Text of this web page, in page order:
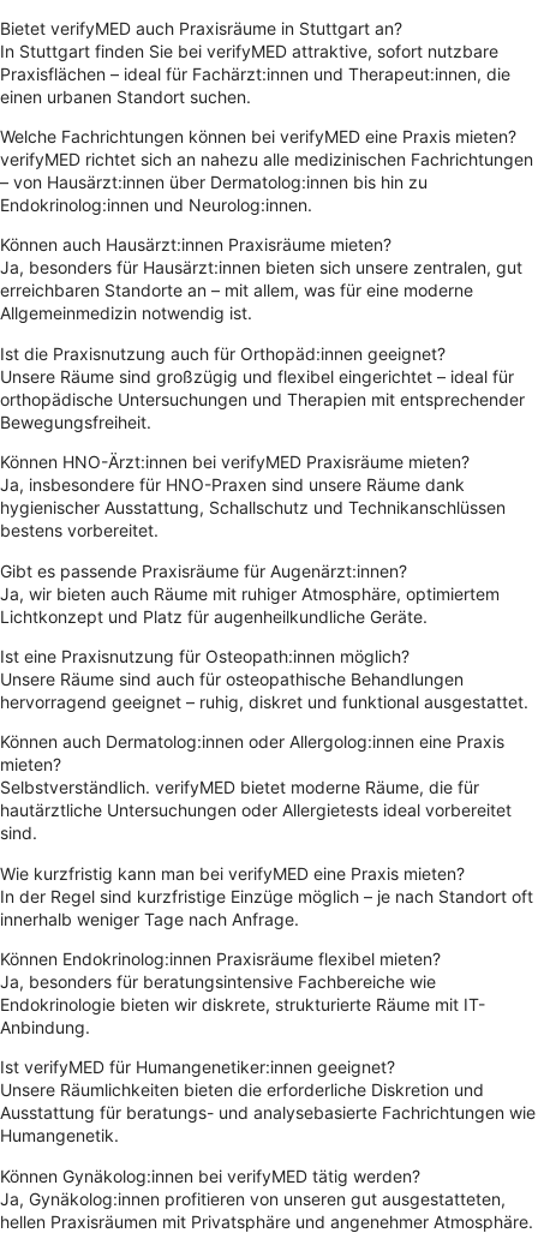
Bietet verifyMED auch Praxisräume in Stuttgart an?
In Stuttgart finden Sie bei verifyMED attraktive, sofort nutzbare
Praxisflächen – ideal für Fachärzt:innen und Therapeut:innen, die
einen urbanen Standort suchen.
Welche Fachrichtungen können bei verifyMED eine Praxis mieten?
verifyMED richtet sich an nahezu alle medizinischen Fachrichtungen
– von Hausärzt:innen über Dermatolog:innen bis hin zu
Endokrinolog:innen und Neurolog:innen.
Können auch Hausärzt:innen Praxisräume mieten?
Ja, besonders für Hausärzt:innen bieten sich unsere zentralen, gut
erreichbaren Standorte an – mit allem, was für eine moderne
Allgemeinmedizin notwendig ist.
Ist die Praxisnutzung auch für Orthopäd:innen geeignet?
Unsere Räume sind großzügig und flexibel eingerichtet – ideal für
orthopädische Untersuchungen und Therapien mit entsprechender
Bewegungsfreiheit.
Können HNO-Ärzt:innen bei verifyMED Praxisräume mieten?
Ja, insbesondere für HNO-Praxen sind unsere Räume dank
hygienischer Ausstattung, Schallschutz und Technikanschlüssen
bestens vorbereitet.
Gibt es passende Praxisräume für Augenärzt:innen?
Ja, wir bieten auch Räume mit ruhiger Atmosphäre, optimiertem
Lichtkonzept und Platz für augenheilkundliche Geräte.
Ist eine Praxisnutzung für Osteopath:innen möglich?
Unsere Räume sind auch für osteopathische Behandlungen
hervorragend geeignet – ruhig, diskret und funktional ausgestattet.
Können auch Dermatolog:innen oder Allergolog:innen eine Praxis
mieten?
Selbstverständlich. verifyMED bietet moderne Räume, die für
hautärztliche Untersuchungen oder Allergietests ideal vorbereitet
sind.
Wie kurzfristig kann man bei verifyMED eine Praxis mieten?
In der Regel sind kurzfristige Einzüge möglich – je nach Standort oft
innerhalb weniger Tage nach Anfrage.
Können Endokrinolog:innen Praxisräume flexibel mieten?
Ja, besonders für beratungsintensive Fachbereiche wie
Endokrinologie bieten wir diskrete, strukturierte Räume mit IT-
Anbindung.
Ist verifyMED für Humangenetiker:innen geeignet?
Unsere Räumlichkeiten bieten die erforderliche Diskretion und
Ausstattung für beratungs- und analysebasierte Fachrichtungen wie
Humangenetik.
Können Gynäkolog:innen bei verifyMED tätig werden?
Ja, Gynäkolog:innen profitieren von unseren gut ausgestatteten,
hellen Praxisräumen mit Privatsphäre und angenehmer Atmosphäre.